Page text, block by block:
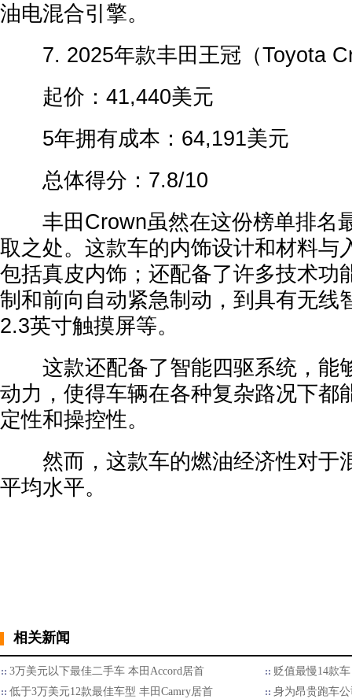
油电混合引擎。
7. 2025年款丰田王冠（Toyota
起价：41,440美元
5年拥有成本：64,191美元
总体得分：7.8/10
丰田Crown虽然在这份榜单排名
取之处。这款车的内饰设计和材料与
包括真皮内饰；还配备了许多技术功
制和前向自动紧急制动，到具有无线
2.3英寸触摸屏等。
这款还配备了智能四驱系统，能
动力，使得车辆在各种复杂路况下都
定性和操控性。
然而，这款车的燃油经济性对于
平均水平。
相关新闻
3万美元以下最佳二手车 本田Accord居首
贬值最慢14款
低于3万美元12款最佳车型 丰田Camry居首
身为昂贵跑车